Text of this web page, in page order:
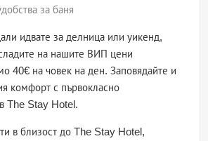
за баня
идвате за делница или уикенд,
на нашите ВИП цени
40€ на човек на ден. Заповядайте и
комфорт с първокласно
The Stay Hotel.
в близост до The Stay Hotel,